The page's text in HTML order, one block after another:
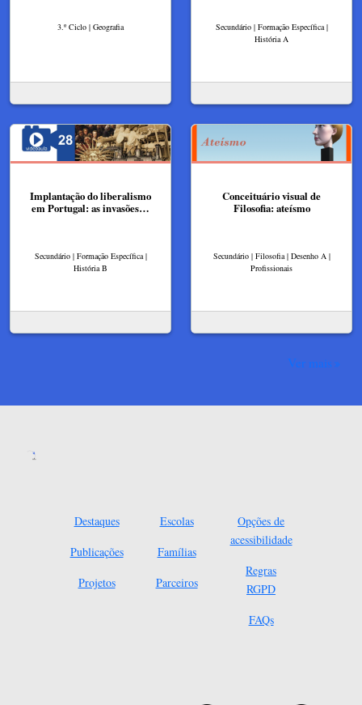
3.º Ciclo | Geografia
Secundário | Formação Específica |
História A
Implantação do liberalismo
em Portugal: as invasões…
Secundário | Formação Específica |
História B
Conceituário visual de
Filosofia: ateísmo
Secundário | Filosofia | Desenho A |
Profissionais
Ver mais
Destaques
Publicações
Projetos
Escolas
Famílias
Parceiros
Opções de
acessibilidade
Regras
RGPD
FAQs